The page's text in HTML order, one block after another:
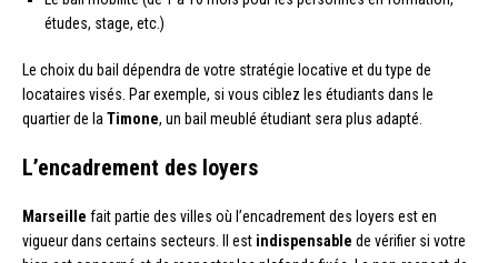
études, stage, etc.)
Le choix du bail dépendra de votre stratégie locative et du type de
locataires visés. Par exemple, si vous ciblez les étudiants dans le
quartier de laTimone, un bail meublé étudiant sera plus adapté.
L’encadrement des loyers
Marseille fait partie des villes où l’encadrement des loyers est en
vigueur dans certains secteurs. Il est indispensable de vérifier si votre